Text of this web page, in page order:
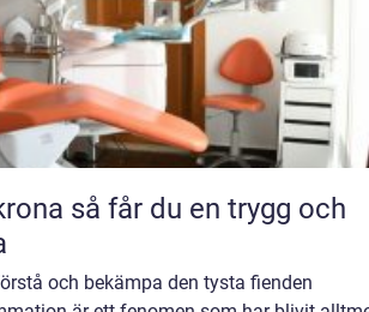
och
och bekämpa den tysta fienden